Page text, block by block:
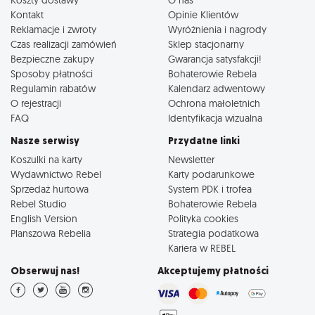
Kontakt
Reklamacje i zwroty
Czas realizacji zamówień
Bezpieczne zakupy
Sposoby płatności
Regulamin rabatów
O rejestracji
FAQ
Opinie Klientów
Wyróżnienia i nagrody
Sklep stacjonarny
Gwarancja satysfakcji!
Bohaterowie Rebela
Kalendarz adwentowy
Ochrona małoletnich
Identyfikacja wizualna
Nasze serwisy
Koszulki na karty
Wydawnictwo Rebel
Sprzedaż hurtowa
Rebel Studio
English Version
Planszowa Rebelia
Przydatne linki
Newsletter
Karty podarunkowe
System PDK i trofea
Bohaterowie Rebela
Polityka cookies
Strategia podatkowa
Kariera w REBEL
Obserwuj nas! Akceptujemy płatności